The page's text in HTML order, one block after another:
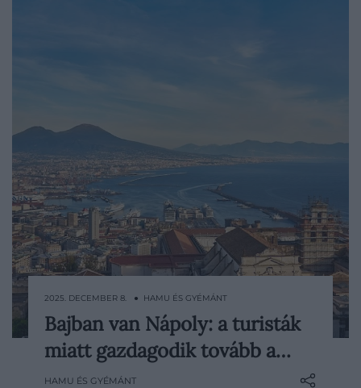
Nápoly belvárosa egyre élhetetlenebbé
válik a helyiek szerint, miközben a turisták
száma évről évre nő, a történelmi óváros
2025. DECEMBER 8. ● HAMU ÉS GYÉMÁNT
Bajban van Nápoly: a turisták
miatt gazdagodik tovább a…
HAMU ÉS GYÉMÁNT